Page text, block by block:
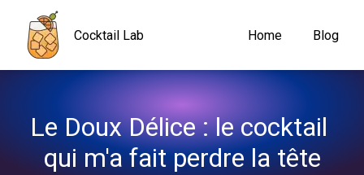
Cocktail Lab Home Blog
Le Doux Délice : le cocktail
qui m'a fait perdre la tête
Navigated to Le Doux Délice : le cocktail qui m'a fait perdre la